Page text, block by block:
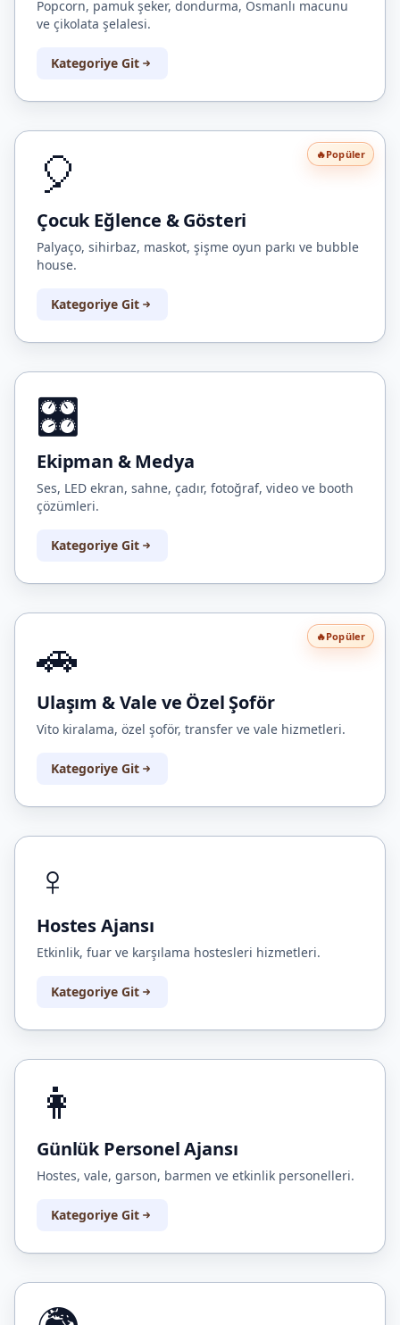
Popcorn, pamuk şeker, dondurma, Osmanlı macunu
ve çikolata şelalesi.
Kategoriye Git
🎈
Çocuk Eğlence & Gösteri
Palyaço, sihirbaz, maskot, şişme oyun parkı ve bubble
house.
Kategoriye Git
🔥Popüler
🎛️
Ekipman & Medya
Ses, LED ekran, sahne, çadır, fotoğraf, video ve booth
çözümleri.
Kategoriye Git
🚗
Ulaşım & Vale ve Özel Şoför
Vito kiralama, özel şoför, transfer ve vale hizmetleri.
Kategoriye Git
🔥Popüler
♀️
Hostes Ajansı
Etkinlik, fuar ve karşılama hostesleri hizmetleri.
Kategoriye Git
👩
Günlük Personel Ajansı
Hostes, vale, garson, barmen ve etkinlik personelleri.
Kategoriye Git